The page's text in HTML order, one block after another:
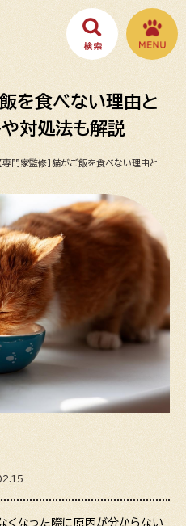
飯を食べない理由と
や対処法も解説
【専門家監修】猫がご飯を食べない理由と
くなった際に原因が分からない